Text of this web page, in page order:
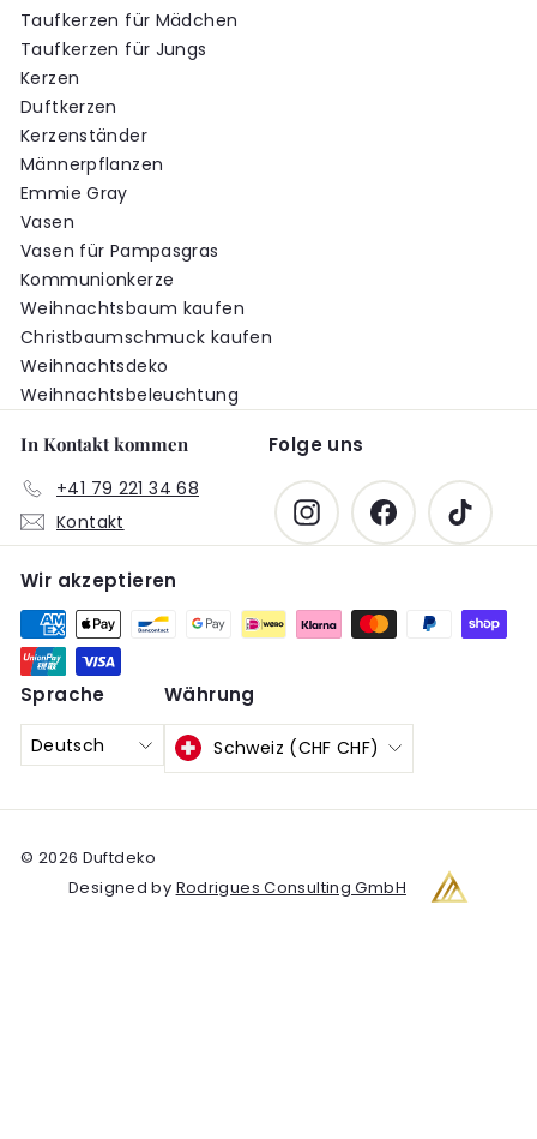
Taufkerzen für Mädchen
Taufkerzen für Jungs
Kerzen
Duftkerzen
Kerzenständer
Männerpflanzen
Emmie Gray
Vasen
Vasen für Pampasgras
Kommunionkerze
Weihnachtsbaum kaufen
Christbaumschmuck kaufen
Weihnachtsdeko
Weihnachtsbeleuchtung
In Kontakt kommen
+41 79 221 34 68
Kontakt
Folge uns
InstagramFacebook TikTok
Wir akzeptieren
Sprache
Deutsch
Währung
Schweiz (CHF CHF)
© 2026 Duftdeko
Designed by Rodrigues Consulting GmbH